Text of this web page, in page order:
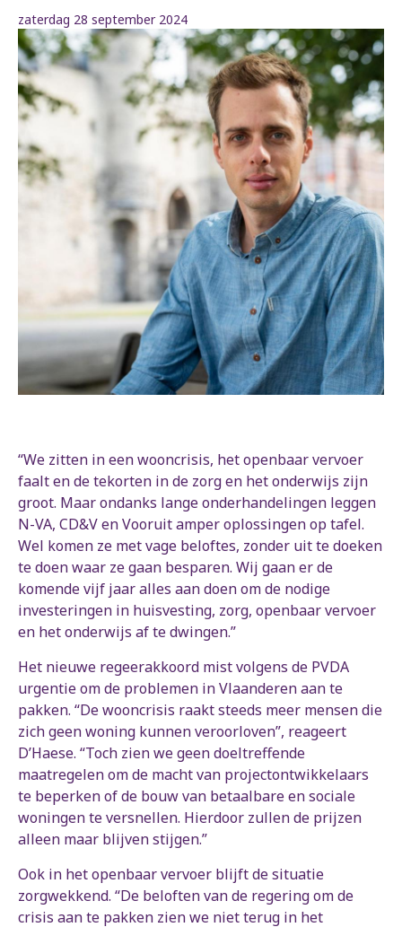
zaterdag 28 september 2024
“We zitten in een wooncrisis, het openbaar vervoer
faalt en de tekorten in de zorg en het onderwijs zijn
groot. Maar ondanks lange onderhandelingen leggen
N-VA, CD&V en Vooruit amper oplossingen op tafel.
Wel komen ze met vage beloftes, zonder uit te doeken
te doen waar ze gaan besparen. Wij gaan er de
komende vijf jaar alles aan doen om de nodige
investeringen in huisvesting, zorg, openbaar vervoer
en het onderwijs af te dwingen.”
Het nieuwe regeerakkoord mist volgens de PVDA
urgentie om de problemen in Vlaanderen aan te
pakken. “De wooncrisis raakt steeds meer mensen die
zich geen woning kunnen veroorloven”, reageert
D’Haese. “Toch zien we geen doeltreffende
maatregelen om de macht van projectontwikkelaars
te beperken of de bouw van betaalbare en sociale
woningen te versnellen. Hierdoor zullen de prijzen
alleen maar blijven stijgen.”
Ook in het openbaar vervoer blijft de situatie
zorgwekkend. “De beloften van de regering om de
crisis aan te pakken zien we niet terug in het